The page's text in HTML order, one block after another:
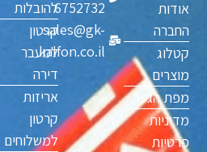
אודות
החברה
קטלוג
מוצרים
מפת הגעה
מדיניות
פרטיות
6752732
sales@gk-
kalfon.co.il
להובלות
קרטון
למעבר
דירה
אריזות
קרטון
למשלוחים